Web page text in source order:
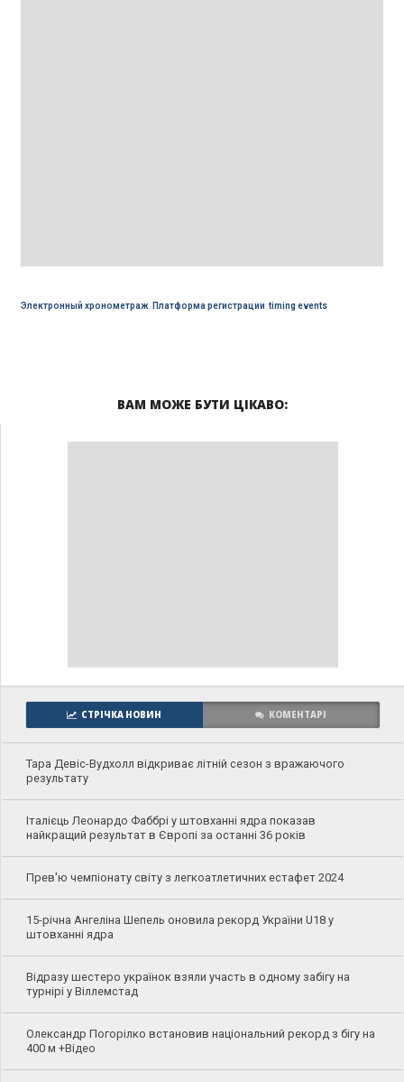
Электронный хронометраж, Платформа регистрации timing events
ВАМ МОЖЕ БУТИ ЦІКАВО:
СТРІЧКА НОВИН КОМЕНТАРІ
Тара Девіс-Вудхолл відкриває літній сезон з вражаючого
результату
Італієць Леонардо Фаббрі у штовханні ядра показав
найкращий результат в Європі за останні 36 років
Прев'ю чемпіонату світу з легкоатлетичних естафет 2024
15-річна Ангеліна Шепель оновила рекорд України U18 у
штовханні ядра
Відразу шестеро українок взяли участь в одному забігу на
турнірі у Віллемстад
Олександр Погорілко встановив національний рекорд з бігу на
400 м +Відео